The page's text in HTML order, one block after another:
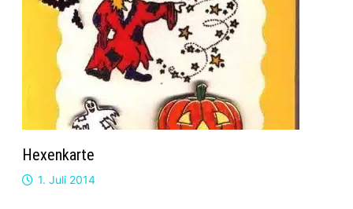
Hexenkarte
1. Juli 2014